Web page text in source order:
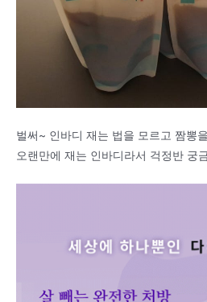
벌써~ 인바디 재는 법을 모르고 짬뽕
오랜만에 재는 인바디라서 걱정반 궁